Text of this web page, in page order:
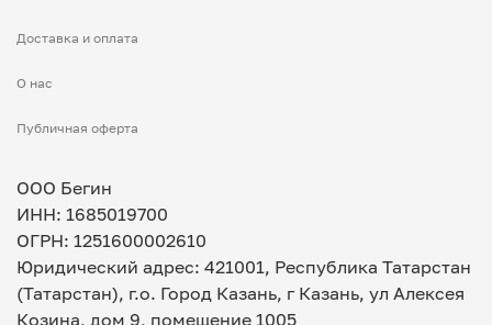
Доставка и оплата
О нас
Публичная оферта
ООО Бегин
ИНН: 1685019700
ОГРН: 1251600002610
Юридический адрес: 421001, Республика Татарстан
(Татарстан), г.о. Город Казань, г Казань, ул Алексея
Козина, дом 9, помещение 1005